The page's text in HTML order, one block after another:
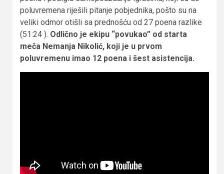
poluvremena riješili pitanje pobjednika, pošto su na
veliki odmor otišli sa prednošću od 27 poena razlike
(51:24 ). Odlično je ekipu “povukao” od starta
meča Nemanja Nikolić, koji je u prvom
poluvremenu imao 12 poena i šest asistencija.